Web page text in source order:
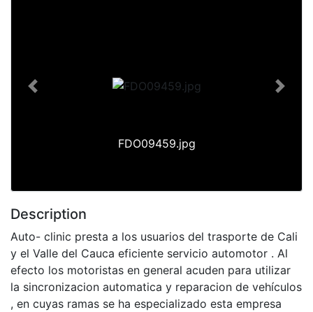
FDO09459.jpg
Previous Next
Description
Auto- clinic presta a los usuarios del trasporte de Cali
y el Valle del Cauca eficiente servicio automotor . Al
efecto los motoristas en general acuden para utilizar
la sincronizacion automatica y reparacion de vehículos
, en cuyas ramas se ha especializado esta empresa